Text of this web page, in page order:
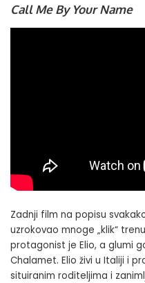
Call Me By Your Name
Zadnji film na popisu
uzrokovao mnoge „klik“
protagonist je Elio, a glumi
Chalamet. Elio živi u Italiji i
situiranim roditeljima i